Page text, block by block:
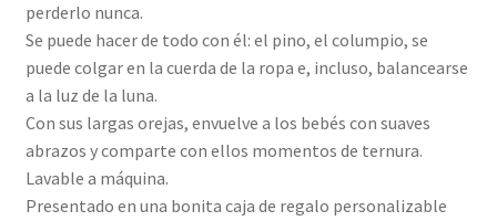
perderlo nunca.
Se puede hacer de todo con él: el pino, el columpio, se
puede colgar en la cuerda de la ropa e, incluso, balancearse
a la luz de la luna.
Con sus largas orejas, envuelve a los bebés con suaves
abrazos y comparte con ellos momentos de ternura.
Lavable a máquina.
Presentado en una bonita caja de regalo personalizable